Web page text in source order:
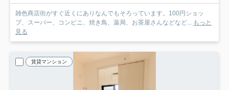
雑色商店街がすぐ近くにありなんでもそろっています。100円ショッ
プ、スーパー、コンビニ、焼き鳥、薬局、お茶屋さんなどなど... もっと
見る
賃貸マンション